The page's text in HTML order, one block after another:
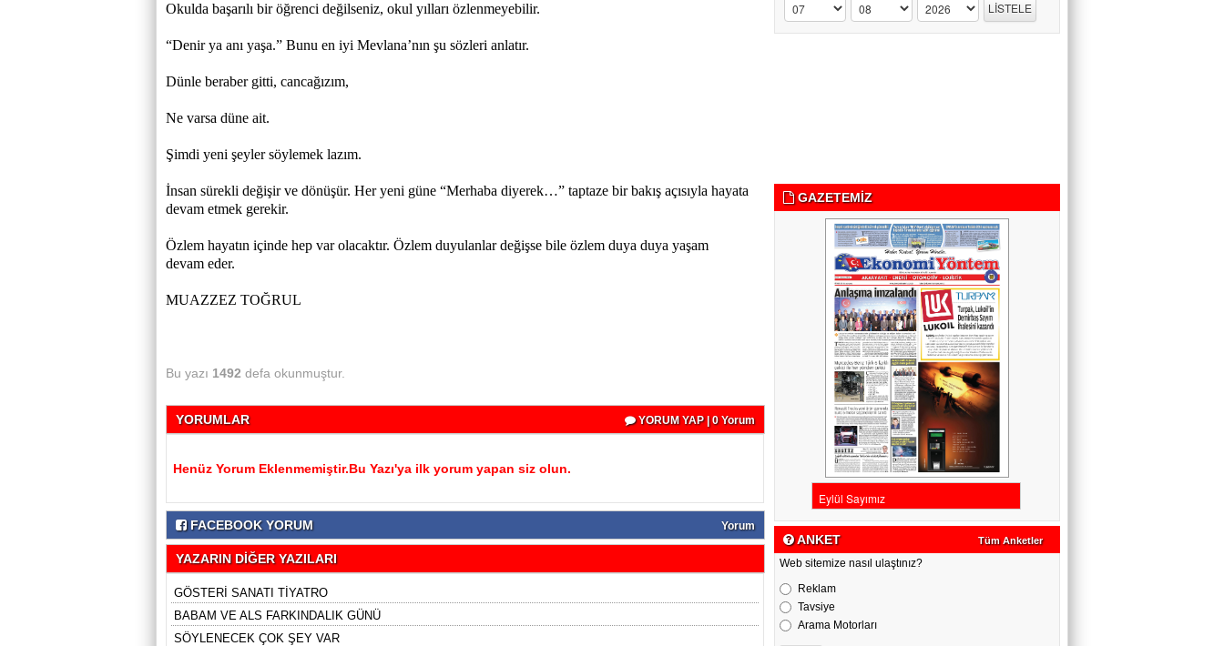
Okulda başarılı bir öğrenci değilseniz, okul yılları özlenmeyebilir.
“Denir ya anı yaşa.” Bunu en iyi Mevlana’nın şu sözleri anlatır.
Dünle beraber gitti, cancağızım,
Ne varsa düne ait.
Şimdi yeni şeyler söylemek lazım.
İnsan sürekli değişir ve dönüşür. Her yeni güne “Merhaba diyerek…” taptaze bir bakış açısıyla hayata
devam etmek gerekir.
Özlem hayatın içinde hep var olacaktır. Özlem duyulanlar değişse bile özlem duya duya yaşam
devam eder.
MUAZZEZ TOĞRUL
Bu yazı 1492 defa okunmuştur.
YORUMLAR YORUM YAP | 0 Yorum
Henüz Yorum Eklenmemiştir.Bu Yazı'ya ilk yorum yapan siz olun.
FACEBOOK YORUM Yorum
YAZARIN DİĞER YAZILARI
GÖSTERİ SANATI TİYATRO
BABAM VE ALS FARKINDALIK GÜNÜ
SÖYLENECEK ÇOK ŞEY VAR
GAZETEMİZ
ANKET Tüm Anketler
Web sitemize nasıl ulaştınız?
Reklam
Tavsiye
Arama Motorları